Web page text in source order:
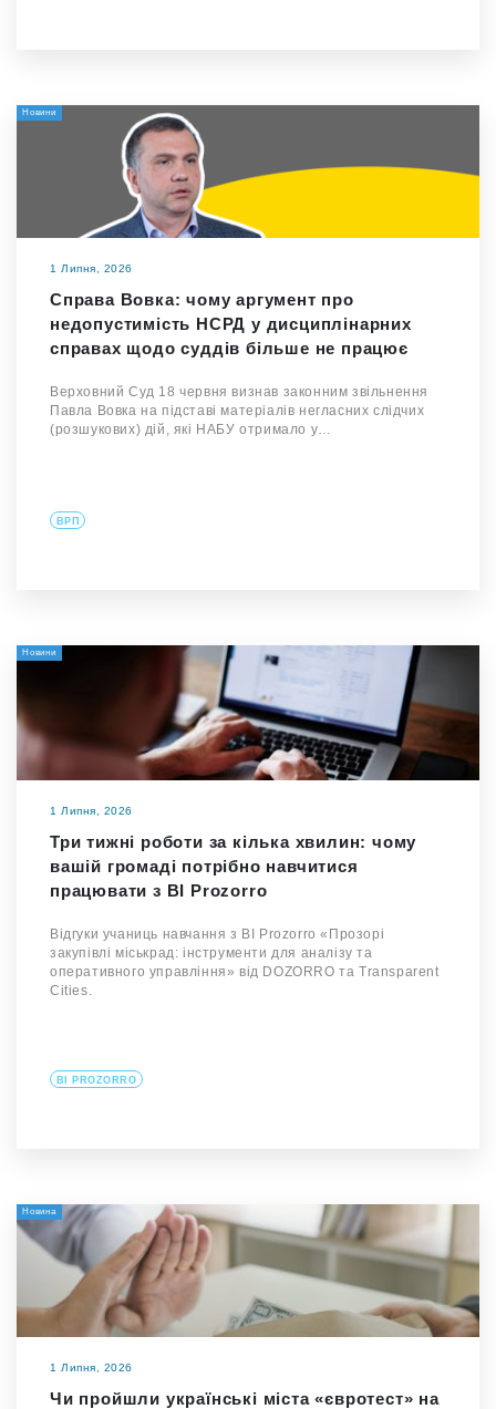
Новини
1 Липня, 2026
Справа Вовка: чому аргумент про
недопустимість НСРД у дисциплінарних
справах щодо суддів більше не працює
Верховний Суд 18 червня визнав законним звільнення
Павла Вовка на підставі матеріалів негласних слідчих
(розшукових) дій, які НАБУ отримало у…
ВРП
Новини
1 Липня, 2026
Три тижні роботи за кілька хвилин: чому
вашій громаді потрібно навчитися
працювати з BI Prozorro
Відгуки учаниць навчання з BI Prozorro «Прозорі
закупівлі міськрад: інструменти для аналізу та
оперативного управління» від DOZORRO та Transparent
Cities.
BI PROZORRO
Новина
1 Липня, 2026
Чи пройшли українські міста «євротест» на